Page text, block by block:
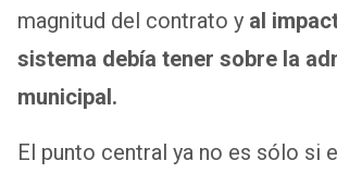
magnitud del contrato y al
sistema debía tener sobre la
municipal.
El punto central ya no es sólo si